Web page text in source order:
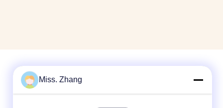
Contactez rapidement
Miss. Zhang